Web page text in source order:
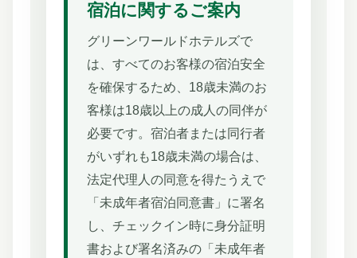
宿泊に関するご案内
グリーンワールドホテルズで
は、すべてのお客様の宿泊安全
を確保するため、18歳未満のお
客様は18歳以上の成人の同伴が
必要です。宿泊者または同行者
がいずれも18歳未満の場合は、
法定代理人の同意を得たうえで
「未成年者宿泊同意書」に署名
し、チェックイン時に身分証明
書および署名済みの「未成年者